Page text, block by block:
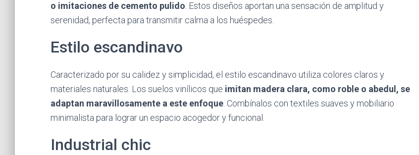
o imitaciones de cemento pulido . Estos diseños aportan una sensación de amplitud y
serenidad, perfecta para transmitir calma a los huéspedes.
Estilo escandinavo
Caracterizado por su calidez y simplicidad, el estilo escandinavo utiliza colores claros y
materiales naturales. Los suelos vinílicos que imitan madera clara, como roble o abedul, se
adaptan maravillosamente a este enfoque . Combínalos con textiles suaves y mobiliario
minimalista para lograr un espacio acogedor y funcional.
Industrial chic